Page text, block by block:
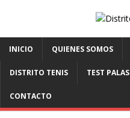
INICIO QUIENES SOMOS
DISTRITO TENIS TEST PALAS
CONTACTO